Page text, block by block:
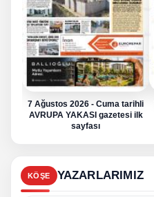
7 Ağustos 2026 - Cuma tarihli
AVRUPA YAKASI gazetesi ilk
sayfası
KÖŞE YAZARLARIMIZ